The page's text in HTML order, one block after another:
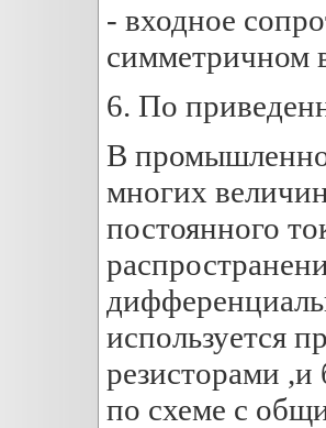
- входное
симметричном
6. По
В
многих
постоянного
используется
резисторами
по схеме с